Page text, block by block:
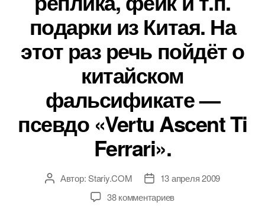
подарки из Китая. На
этот раз речь пойдёт о
китайском
фальсификате —
псевдо «Vertu Ascent Ti
Ferrari».
АвторАвтор:Stariy.COM
Дата13 апреля 2009
38 комментариевк